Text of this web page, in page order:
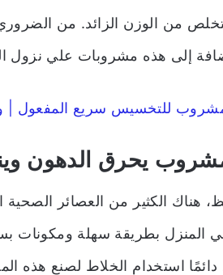
من الوزن الزائد. من
إلى هذه مشروبات علي نزول
للتخسيس سريع المفعول |
يحرق الدهون
هناك الكثير من العصائر
المنزل بطريقة سهلة ومكونات
استخدام الخلاط لصنع هذه